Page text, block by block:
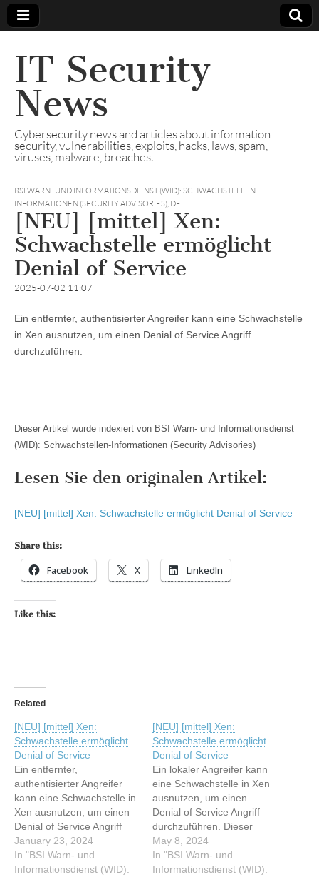
IT Security
News
Cybersecurity news and articles about information
security, vulnerabilities, exploits, hacks, laws, spam,
viruses, malware, breaches.
BSI WARN- UND INFORMATIONSDIENST (WID): SCHWACHSTELLEN-
INFORMATIONEN (SECURITY ADVISORIES), DE
[NEU] [mittel] Xen:
Schwachstelle ermöglicht
Denial of Service
2025-07-02 11:07
Ein entfernter, authentisierter Angreifer kann eine Schwachstelle
in Xen ausnutzen, um einen Denial of Service Angriff
durchzuführen.
Dieser Artikel wurde indexiert von BSI Warn- und Informationsdienst
(WID): Schwachstellen-Informationen (Security Advisories)
Lesen Sie den originalen Artikel:
[NEU] [mittel] Xen: Schwachstelle ermöglicht Denial of Service
Share this:
Facebook X LinkedIn
Like this:
Related
[NEU] [mittel] Xen:
Schwachstelle ermöglicht
Denial of Service
Ein entfernter,
authentisierter Angreifer
kann eine Schwachstelle in
Xen ausnutzen, um einen
Denial of Service Angriff
durchzuführen. Dieser
Artikel wurde indexiert von
BSI Warn- und
January 23, 2024
In "BSI Warn- und
Informationsdienst (WID):
[NEU] [mittel] Xen:
Schwachstelle ermöglicht
Denial of Service
Ein lokaler Angreifer kann
eine Schwachstelle in Xen
ausnutzen, um einen
Denial of Service Angriff
durchzuführen. Dieser
Artikel wurde indexiert von
BSI Warn- und
Informationsdienst (WID):
May 8, 2024
In "BSI Warn- und
Informationsdienst (WID):